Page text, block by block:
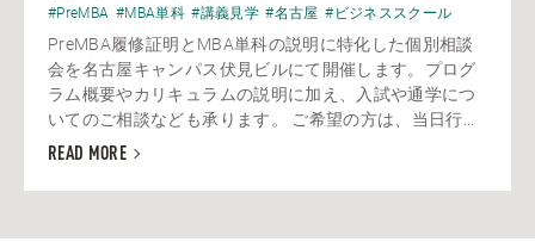
#PreMBA #MBA単科 #講義見学 #名古屋 #ビジネススクール
PreMBA履修証明とMBA単科の説明に特化した個別相談
会を名古屋キャンパス伏見ビルにて開催します。プログ
ラム概要やカリキュラムの説明に加え、入試や通学につ
いてのご相談なども承ります。 ご希望の方は、当日行...
READ MORE